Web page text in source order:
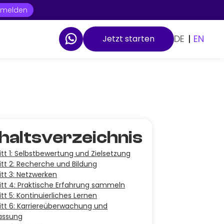
Jetzt starten DE | EN
1: Selbstbewertung und Zielsetzung
2: Recherche und Bildung
3: Netzwerken
4: Praktische Erfahrung sammeln
5: Kontinuierliches Lernen
6: Karriereüberwachung und